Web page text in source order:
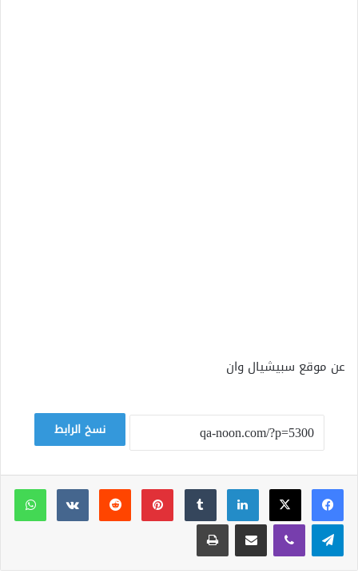
عن موقع سبيشيال وان
نسخ الرابط
لينكدإن ‏Tumblr بينتيريست
‏Reddit
‏VKontakte
تيلقرام ڤايبر مشاركة عبر البريد طباعة